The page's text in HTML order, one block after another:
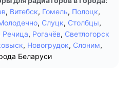
, Витебск, Гомель, Полоцк,
, Слуцк, Столбцы,
Речица, Рогачёв, Светлогорск
, Новогрудок, Слоним,
Беларуси